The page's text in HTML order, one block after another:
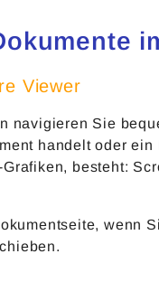
Viewer
navigieren Sie
handelt oder
besteht:
wenn